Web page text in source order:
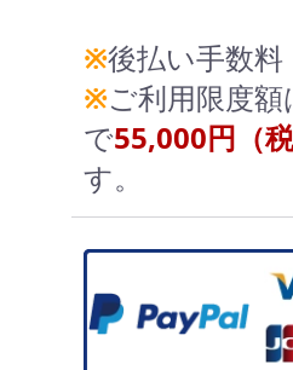
※後払い手数料
※ご利用限度
で55,000円（税
す。